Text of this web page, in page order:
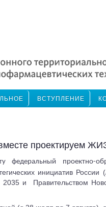
ВСТУПЛЕНИЕ
проектируем
федеральный проектно-
инициатив России
2035 и
Правительством